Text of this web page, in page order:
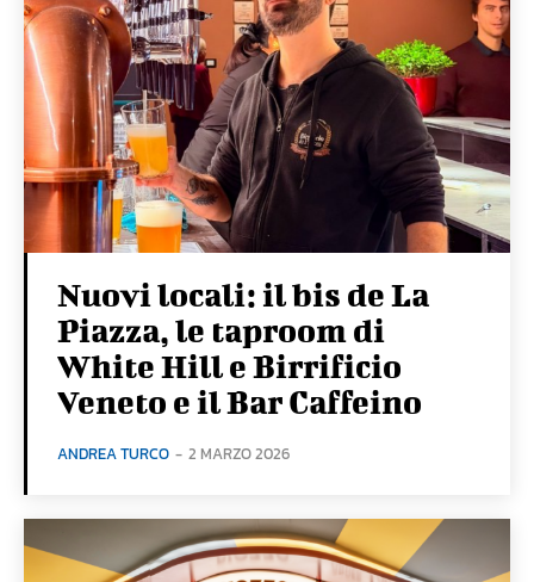
Nuovi locali: il bis de La
Piazza, le taproom di
White Hill e Birrificio
Veneto e il Bar Caffeino
ANDREA TURCO - 2 MARZO 2026